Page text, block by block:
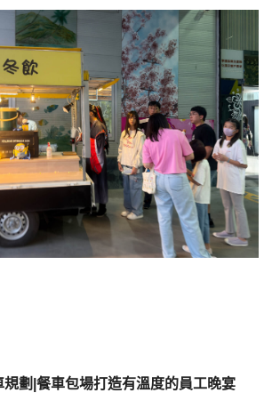
劃|餐車包場打造有溫度的員工晚宴